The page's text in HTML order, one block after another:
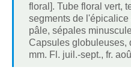
floral]. Tube floral vert,
segments de
pâle, sépales
Capsules globuleuses,
mm. Fl. juil.-sept., fr.